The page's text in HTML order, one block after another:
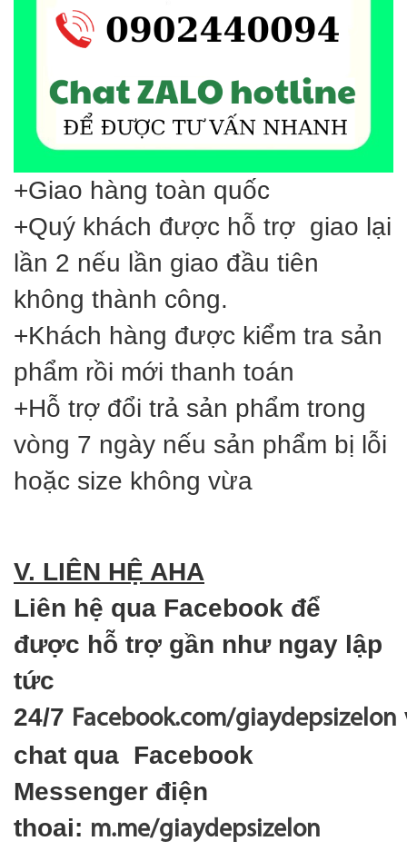
+Giao hàng toàn quốc
+Quý khách được hỗ trợ giao lại
lần 2 nếu lần giao đầu tiên
không thành công.
+Khách hàng được kiểm tra sản
phẩm rồi mới thanh toán
+Hỗ trợ đổi trả sản phẩm trong
vòng 7 ngày nếu sản phẩm bị lỗi
hoặc size không vừa
V. LIÊN HỆ AHA
Liên hệ qua Facebook để
được hỗ trợ gần như ngay lập
tức
24/7 Facebook.com/giaydepsizelon
chat qua Facebook
Messenger điện
thoai: m.me/giaydepsizelon